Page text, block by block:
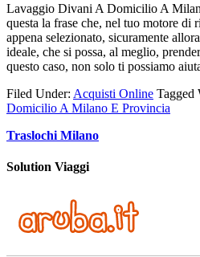
Lavaggio Divani A Domicilio A
questa la frase che, nel tuo motore di
appena selezionato, sicuramente
ideale, che si possa, al meglio,
questo caso, non solo ti possiamo
Filed Under: Acquisti Online Tagged
Domicilio A Milano E Provincia
Traslochi Milano
Solution Viaggi